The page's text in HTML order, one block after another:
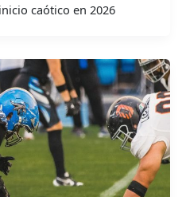
caótico en 2026